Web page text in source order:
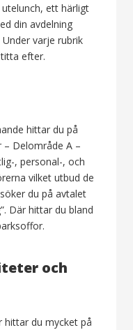
ett härligt
din avdelning
Under varje rubrik
efter.
hittar du på
– Delområde A –
, personal-, och
vilket utbud de
du på avtalet
Där hittar du bland
och
hittar du mycket på